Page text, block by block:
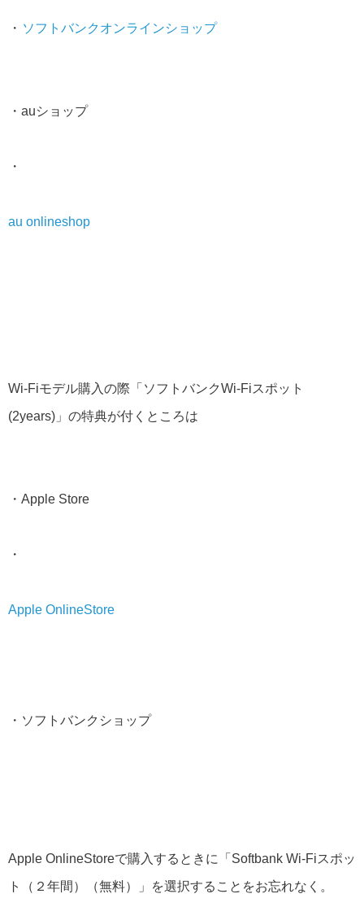
・ ソフトバンクオンラインショップ
・auショップ
・
au onlineshop
Wi-Fiモデル購入の際「ソフトバンクWi-Fiスポット
(2years)」の特典が付くところは
・Apple Store
・
Apple OnlineStore
・ソフトバンクショップ
Apple OnlineStoreで購入するときに「Softbank Wi-Fiスポッ
ト（２年間）（無料）」を選択することをお忘れなく。